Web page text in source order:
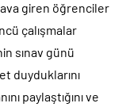
giren öğrenciler
çalışmalar
sınav günü
duyduklarını
paylaştığını ve